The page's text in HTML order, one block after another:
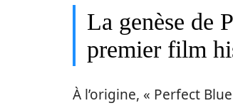
La genèse de
premier film
À l’origine, « Perfect